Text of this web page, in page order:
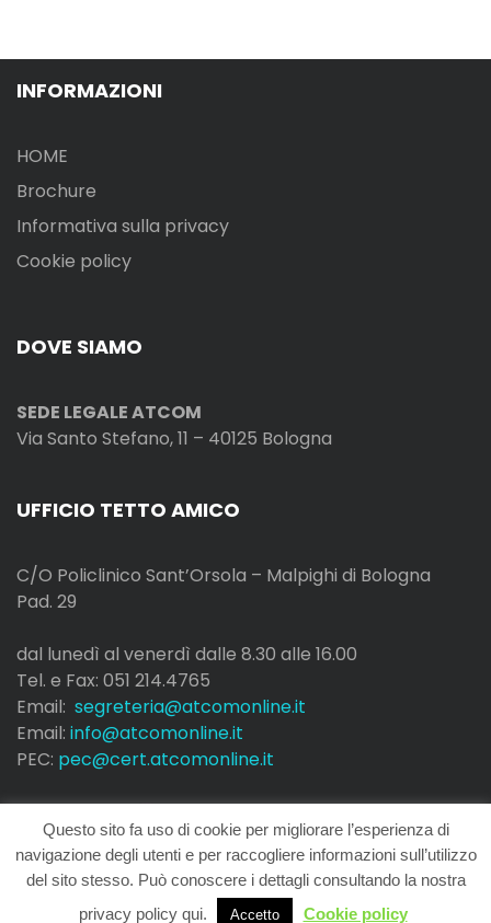
INFORMAZIONI
HOME
Brochure
Informativa sulla privacy
Cookie policy
DOVE SIAMO
SEDE LEGALE ATCOM
Via Santo Stefano, 11 – 40125 Bologna
UFFICIO TETTO AMICO
C/O Policlinico Sant’Orsola – Malpighi di Bologna
Pad. 29
dal lunedì al venerdì dalle 8.30 alle 16.00
Tel. e Fax: 051 214.4765
Email: segreteria@atcomonline.it
Email: info@atcomonline.it
PEC: pec@cert.atcomonline.it
Copyright © All right reserved
Questo sito fa uso di cookie per migliorare l’esperienza di
navigazione degli utenti e per raccogliere informazioni sull’utilizzo
del sito stesso. Può conoscere i dettagli consultando la nostra
privacy policy qui.
Accetto Cookie policy